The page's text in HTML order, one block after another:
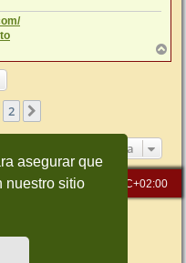
asegurar que
nuestro sitio
r
2
Ir a
los horarios son UTC+02:00